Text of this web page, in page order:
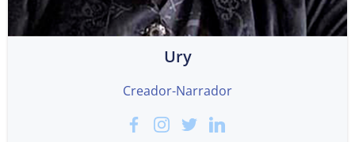
Ury
Creador-Narrador